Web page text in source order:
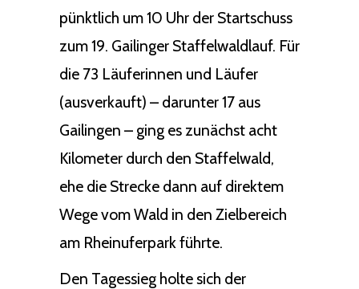
pünktlich um 10 Uhr der Startschuss
zum 19. Gailinger Staffelwaldlauf. Für
die 73 Läuferinnen und Läufer
(ausverkauft) – darunter 17 aus
Gailingen – ging es zunächst acht
Kilometer durch den Staffelwald,
ehe die Strecke dann auf direktem
Wege vom Wald in den Zielbereich
am Rheinuferpark führte.
Den Tagessieg holte sich der